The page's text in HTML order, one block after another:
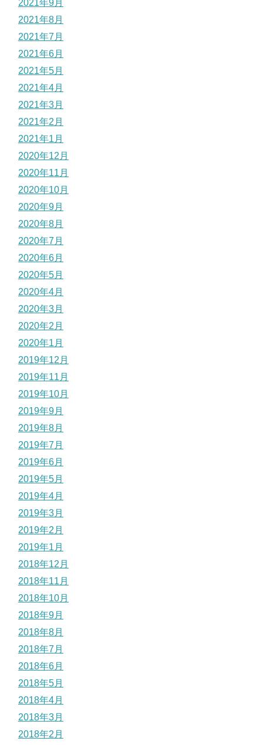
2021年9月
2021年8月
2021年7月
2021年6月
2021年5月
2021年4月
2021年3月
2021年2月
2021年1月
2020年12月
2020年11月
2020年10月
2020年9月
2020年8月
2020年7月
2020年6月
2020年5月
2020年4月
2020年3月
2020年2月
2020年1月
2019年12月
2019年11月
2019年10月
2019年9月
2019年8月
2019年7月
2019年6月
2019年5月
2019年4月
2019年3月
2019年2月
2019年1月
2018年12月
2018年11月
2018年10月
2018年9月
2018年8月
2018年7月
2018年6月
2018年5月
2018年4月
2018年3月
2018年2月